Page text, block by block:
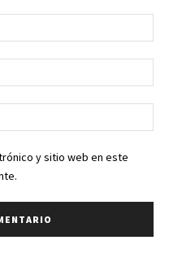
web:
y sitio web en este